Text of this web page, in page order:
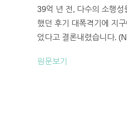
39억 년 전, 다수의 소행성
했던 후기 대폭격기에 지
었다고 결론내렸습니다.
원문보기